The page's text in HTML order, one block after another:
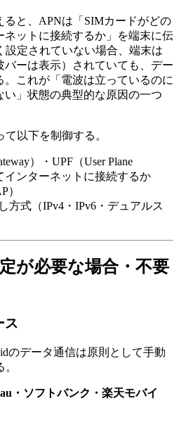
と、APNは「SIMカードがどの
ットに接続するか」を端末に伝
設定されていない場合、端末は
ーは表示）されていても、デー
。これが「電波は立っているのに
」状態の典型的な原因の一つ
以下を制御する。
）・UPF（User Plane
インターネットに接続するか
）
方式（IPv4・IPv6・デュアルス
が必要な場合・不要
ス
のデータ通信は原則として手動
・ソフトバンク・楽天モバイ